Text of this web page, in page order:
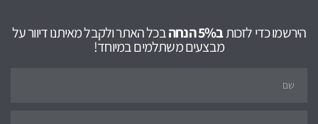
הירשמו כדי לזכותב5% הנחה בכל האתר ולקבל מאיתנו דיוור על
מבצעים משתלמים במיוחד!